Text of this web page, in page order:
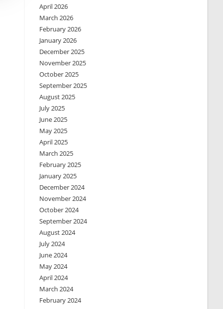
April 2026
March 2026
February 2026
January 2026
December 2025
November 2025
October 2025
September 2025
August 2025
July 2025
June 2025
May 2025
April 2025
March 2025
February 2025
January 2025
December 2024
November 2024
October 2024
September 2024
August 2024
July 2024
June 2024
May 2024
April 2024
March 2024
February 2024